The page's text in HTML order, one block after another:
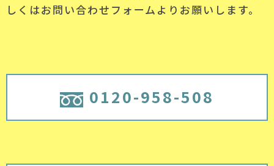
しくはお問い合わせフォームよりお願いします。
0120-958-508